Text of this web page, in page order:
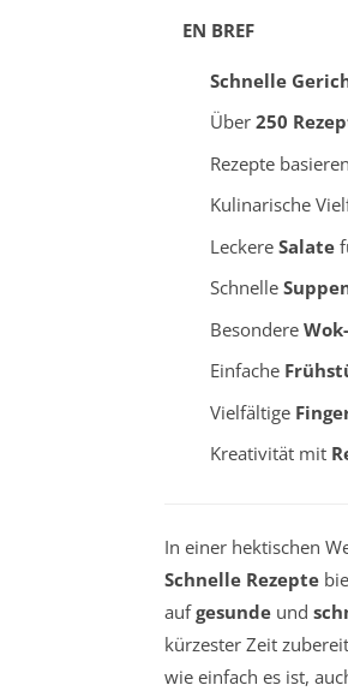
EN BREF
Schnelle
Über 250
Rezepte
Kulinarische
Leckere Salate
Schnelle
Besondere
Einfache
Vielfältige
Kreativität mit
In einer hektischen
Schnelle Rezepte
aufgesunde und
kürzester Zeit
wie einfach es ist,